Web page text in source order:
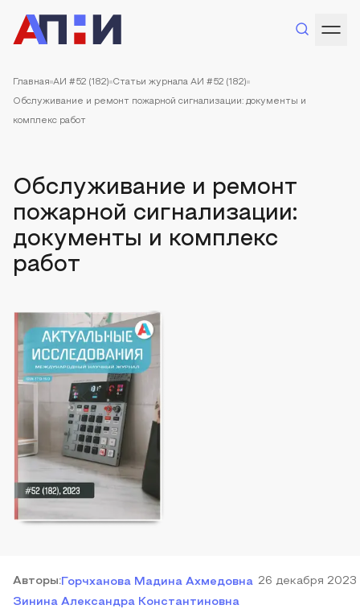
Главная АИ #52 (182) Статьи журнала АИ #52 (182)
Обслуживание и ремонт пожарной сигнализации: документы и
комплекс работ
Обслуживание и ремонт
пожарной сигнализации:
документы и комплекс
работ
Авторы:Горчханова Мадина Ахмедовна
Зинина Александра Константиновна
26 декабря 2023